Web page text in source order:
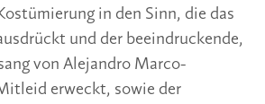
in den Sinn, die das
und der beeindruckende,
von Alejandro Marco-
erweckt, sowie der